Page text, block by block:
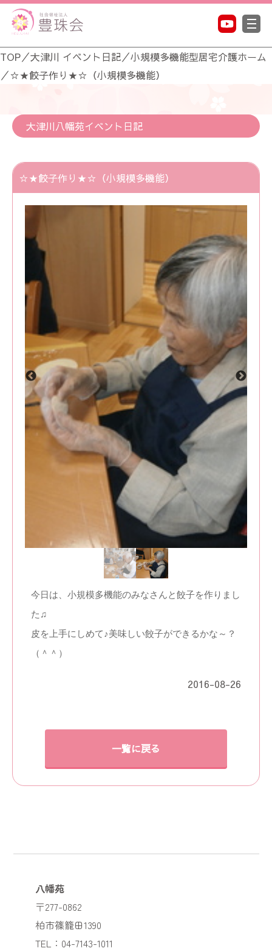
TOP／大津川 イベント日記／小規模多機能型居宅介護ホーム
／☆★餃子作り★☆（小規模多機能）
大津川八幡苑イベント日記
☆★餃子作り★☆（小規模多機能）
今日は、小規模多機能のみなさんと餃子を作りまし
た♫
皮を上手にしめて♪美味しい餃子ができるかな～？
（＾＾）
2016-08-26
一覧に戻る
八幡苑
〒277-0862
柏市篠籠田1390
TEL：04-7143-1011